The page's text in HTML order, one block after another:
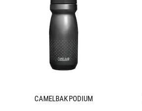
CAMELBAK PODIUM